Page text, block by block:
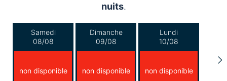
nuits.
Samedi
08/08
non disponible
Dimanche
09/08
non disponible
Lundi
10/08
non disponible